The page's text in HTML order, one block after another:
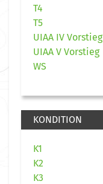
T4
T5
UIAA IV Vorstieg
UIAA V Vorstieg
WS
KONDITION
K1
K2
K3